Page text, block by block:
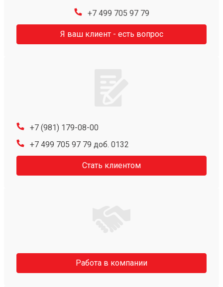
+7 499 705 97 79
Я ваш клиент - есть вопрос
+7 (981) 179-08-00
+7 499 705 97 79 доб. 0132
Стать клиентом
Работа в компании